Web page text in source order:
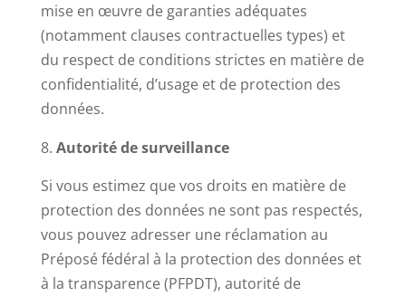
mise en œuvre de garanties adéquates
(notamment clauses contractuelles types) et
du respect de conditions strictes en matière de
confidentialité, d’usage et de protection des
données.
Autorité de surveillance
Si vous estimez que vos droits en matière de
protection des données ne sont pas respectés,
vous pouvez adresser une réclamation au
Préposé fédéral à la protection des données et
à la transparence (PFPDT), autorité de